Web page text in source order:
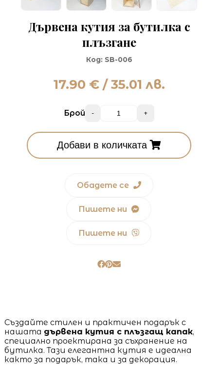
Дървена кутия за бутилка с
плъзгане
Код: SB-006
17.90 € / 35.01 лв.
Брой - +
Добави в количката
Обадете се
Пишете ни
Пишете ни
Създайте стилен и практичен подарък с
нашата дървена кутия с плъзгащ капак,
специално проектирана за съхранение на
бутилка. Тази елегантна кутия е идеална
както за подарък, така и за декорация.